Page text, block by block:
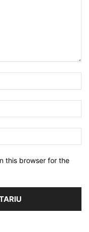
this browser for the